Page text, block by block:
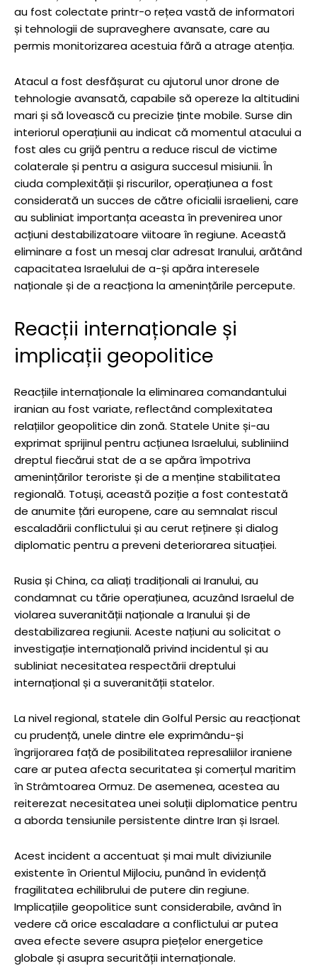
au fost colectate printr-o rețea vastă de informatori
și tehnologii de supraveghere avansate, care au
permis monitorizarea acestuia fără a atrage atenția.
Atacul a fost desfășurat cu ajutorul unor drone de
tehnologie avansată, capabile să opereze la altitudini
mari și să lovească cu precizie ținte mobile. Surse din
interiorul operațiunii au indicat că momentul atacului a
fost ales cu grijă pentru a reduce riscul de victime
colaterale și pentru a asigura succesul misiunii. În
ciuda complexității și riscurilor, operațiunea a fost
considerată un succes de către oficialii israelieni, care
au subliniat importanța aceasta în prevenirea unor
acțiuni destabilizatoare viitoare în regiune. Această
eliminare a fost un mesaj clar adresat Iranului, arătând
capacitatea Israelului de a-și apăra interesele
naționale și de a reacționa la amenințările percepute.
Reacții internaționale și
implicații geopolitice
Reacțiile internaționale la eliminarea comandantului
iranian au fost variate, reflectând complexitatea
relațiilor geopolitice din zonă. Statele Unite și-au
exprimat sprijinul pentru acțiunea Israelului, subliniind
dreptul fiecărui stat de a se apăra împotriva
amenințărilor teroriste și de a menține stabilitatea
regională. Totuși, această poziție a fost contestată
de anumite țări europene, care au semnalat riscul
escaladării conflictului și au cerut reținere și dialog
diplomatic pentru a preveni deteriorarea situației.
Rusia și China, ca aliați tradiționali ai Iranului, au
condamnat cu tărie operațiunea, acuzând Israelul de
violarea suveranității naționale a Iranului și de
destabilizarea regiunii. Aceste națiuni au solicitat o
investigație internațională privind incidentul și au
subliniat necesitatea respectării dreptului
internațional și a suveranității statelor.
La nivel regional, statele din Golful Persic au reacționat
cu prudență, unele dintre ele exprimându-și
îngrijorarea față de posibilitatea represaliilor iraniene
care ar putea afecta securitatea și comerțul maritim
în Strâmtoarea Ormuz. De asemenea, acestea au
reiterezat necesitatea unei soluții diplomatice pentru
a aborda tensiunile persistente dintre Iran și Israel.
Acest incident a accentuat și mai mult diviziunile
existente în Orientul Mijlociu, punând în evidență
fragilitatea echilibrului de putere din regiune.
Implicațiile geopolitice sunt considerabile, având în
vedere că orice escaladare a conflictului ar putea
avea efecte severe asupra piețelor energetice
globale și asupra securității internaționale.